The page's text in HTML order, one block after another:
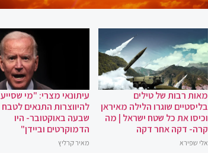
מאות רבות של טילים
בליסטיים שוגרו הלילה מאיראן
וכיסו את כל שטח ישראל | מה
קרה- דקה אחר דקה
אלי שפירא
עיתונאי מצרי: "מי שסייע
להיווצרות התנאים לטבח
שבעה באוקטובר- היו
הדמוקרטים וביידן"
מאיר קרליץ